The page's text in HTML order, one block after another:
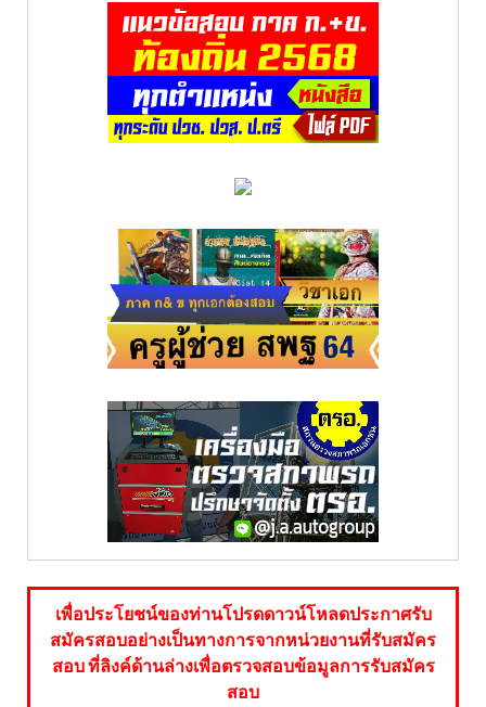
เพื่อประโยชน์ของท่านโปรดดาวน์โหลดประกาศรับ
สมัครสอบอย่างเป็นทางการจากหน่วยงานที่รับสมัคร
สอบ ที่ลิงค์ด้านล่างเพื่อตรวจสอบข้อมูลการรับสมัคร
สอบ